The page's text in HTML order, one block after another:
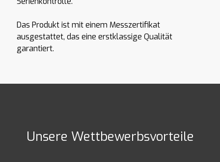
Das Produkt ist mit einem Messzertifikat
ausgestattet, das eine erstklassige Qualität
garantiert.
Unsere Wettbewerbsvorteile